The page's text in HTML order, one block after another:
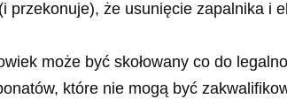
że usunięcie zapalnika i
może być skołowany co do
które nie mogą być